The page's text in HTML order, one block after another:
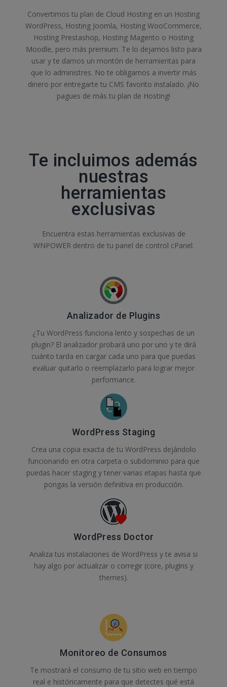
Convertimos tu plan de Cloud Hosting en un Hosting
WordPress, Hosting Joomla, Hosting WooCommerce,
Hosting Prestashop, Hosting Magento o Hosting
Moodle, pero más premium. Te lo dejamos listo para
usar y te damos un montón de herramientas para
que lo administres. No te obligamos a invertir más
dinero por entregarte tu CMS favorito instalado. ¡No
pagues de más tu plan de Hosting!
Te incluimos además
nuestras
herramientas
exclusivas
Encuentra estas herramientas exclusivas de
WNPOWER dentro de tu panel de control cPanel.
Analizador de Plugins
¿Tu WordPress funciona lento y sospechas de un
plugin? El analizador probará uno por uno y te dirá
cuánto tarda en cargar cada uno para que puedas
evaluar quitarlo o reemplazarlo para lograr mejor
performance.
WordPress Staging
Crea una copia exacta de tu WordPress dejándolo
funcionando en otra carpeta o subdominio para que
puedas hacer staging y tener varias etapas hasta que
pongas la versión definitiva en producción.
WordPress Doctor
Analiza tus instalaciones de WordPress y te avisa si
hay algo por actualizar o corregir (core, plugins y
themes).
Monitoreo de Consumos
Te mostrará el consumo de tu sitio web en tiempo
real e históricamente para que detectes qué está